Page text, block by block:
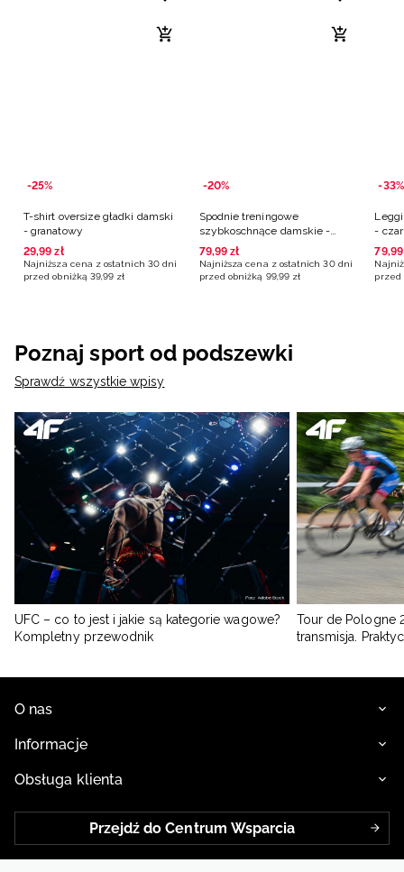
-25%
T-shirt oversize gładki damski
- granatowy
29,99 zł
Najniższa cena z ostatnich 30 dni
przed obniżką 39,99 zł
-20%
Spodnie treningowe
szybkoschnące damskie -
granatowe
79,99 zł
Najniższa cena z ostatnich 30 dni
przed obniżką 99,99 zł
-33%
-
79,99
przed
Poznaj sport od podszewki
Sprawdź wszystkie wpisy
UFC – co to jest i jakie są kategorie wagowe?
Kompletny przewodnik
Tour de Pologne
transmisja.
O nas
Informacje
Obsługa klienta
Przejdź do Centrum Wsparcia